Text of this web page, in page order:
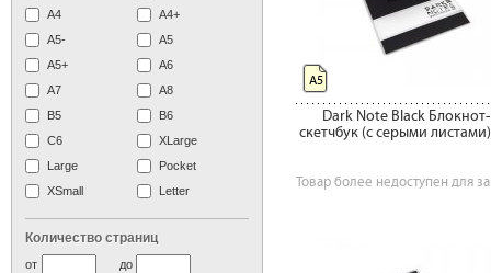
Dark Note Black Блокнот-
скетчбук (c серыми
Товар более недоступен для
А5
А4
A4+
А5-
А5
A5+
А6
А7
A8
B5
B6
C6
XLarge
Large
Pocket
XSmall
Letter
Количество страниц
до
от